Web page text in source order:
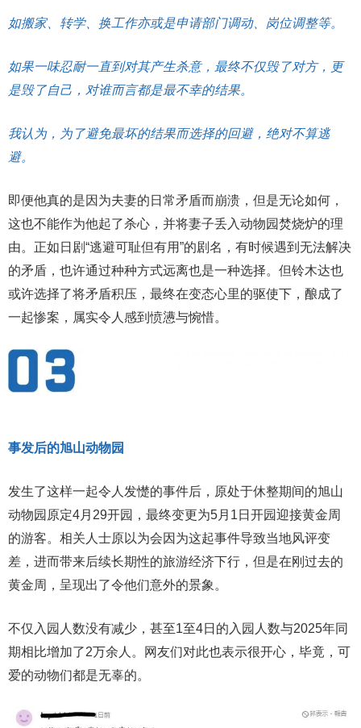
如搬家、转学、换工作亦或是申请部门调动、岗位调整等。
如果一味忍耐一直到对其产生杀意，最终不仅毁了对方，更
是毁了自己，对谁而言都是最不幸的结果。
我认为，为了避免最坏的结果而选择的回避，绝对不算逃
避。
即便他真的是因为夫妻的日常矛盾而崩溃，但是无论如何，
这也不能作为他起了杀心，并将妻子丢入动物园焚烧炉的理
由。正如日剧“逃避可耻但有用”的剧名，有时候遇到无法解决
的矛盾，也许通过种种方式远离也是一种选择。但铃木达也
或许选择了将矛盾积压，最终在变态心里的驱使下，酿成了
一起惨案，属实令人感到愤懑与惋惜。
事发后的旭山动物园
发生了这样一起令人发憷的事件后，原处于休整期间的旭山
动物园原定4月29开园，最终变更为5月1日开园迎接黄金周
的游客。相关人士原以为会因为这起事件导致当地风评变
差，进而带来后续长期性的旅游经济下行，但是在刚过去的
黄金周，呈现出了令他们意外的景象。
不仅入园人数没有减少，甚至1至4日的入园人数与2025年同
期相比增加了2万余人。网友们对此也表示很开心，毕竟，可
爱的动物们都是无辜的。